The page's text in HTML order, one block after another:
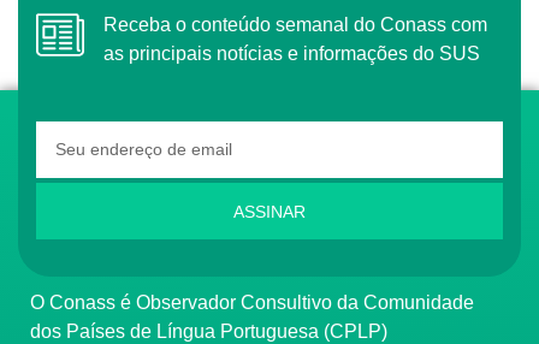
Receba o conteúdo semanal do Conass com
as principais notícias e informações do SUS
ASSINAR
O Conass é Observador Consultivo da Comunidade
dos Países de Língua Portuguesa (CPLP)